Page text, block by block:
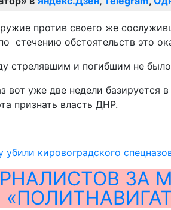
против своего же
стечению обстоятельств это
стрелявшим и погибшим не
вот уже две недели
признать власть ДНР.
кировоградского
ЗА